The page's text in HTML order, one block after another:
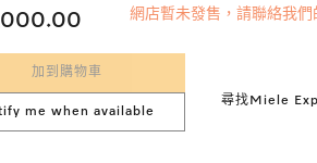
網店暫未發售，請聯絡我們
加到購物車
me when available
尋找Miele